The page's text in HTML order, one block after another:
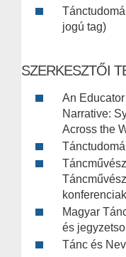
jogú tag)
SZERKESZTŐI
An
Narrative:
Across the
Magyar
és
Tánc és